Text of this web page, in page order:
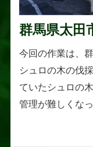
群馬県太
伐採作業
今回の作業は、
シュロの木の伐
ていたシュロの
管理が難しくな